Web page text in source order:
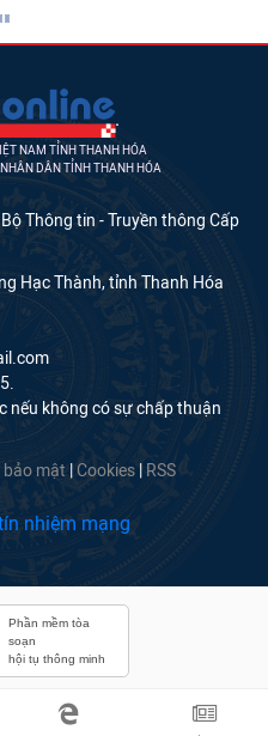
NAM TỈNH THANH HÓA
DÂN TỈNH THANH HÓA
Thông tin - Truyền thông Cấp
Hạc Thành, tỉnh Thanh Hóa
nếu không có sự chấp thuận
bảo mật Cookies RSS
Phần mềm tòa
soạn
hội tụ thông minh